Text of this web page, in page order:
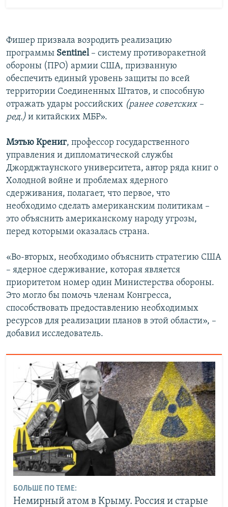
Фишер призвала возродить реализацию
программы Sentinel – систему противоракетной
обороны (ПРО) армии США, призванную
обеспечить единый уровень защиты по всей
территории Соединенных Штатов, и способную
отражать удары российских (ранее советских –
ред.) и китайских МБР».
Мэтью Крениг, профессор государственного
управления и дипломатической службы
Джорджтаунского университета, автор ряда книг о
Холодной войне и проблемах ядерного
сдерживания, полагает, что первое, что
необходимо сделать американским политикам –
это объяснить американскому народу угрозы,
перед которыми оказалась страна.
«Во-вторых, необходимо объяснить стратегию США
– ядерное сдерживание, которая является
приоритетом номер один Министерства обороны.
Это могло бы помочь членам Конгресса,
способствовать предоставлению необходимых
ресурсов для реализации планов в этой области», –
добавил исследователь.
БОЛЬШЕ ПО ТЕМЕ:
Немирный атом в Крыму. Россия и старые